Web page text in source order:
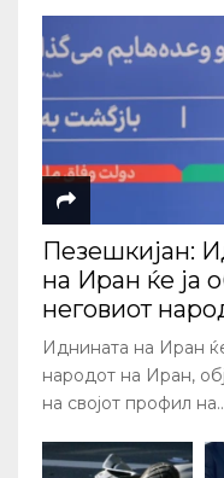
Пезешкијан:
на Иран ќе ја
неговиот
Иднината на Иран
народот на Иран,
на својот профил